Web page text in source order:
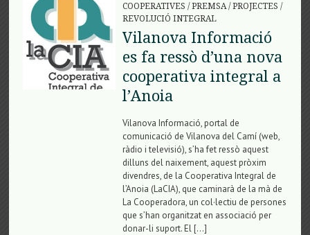
COOPERATIVES /PREMSA/PROJECTES /
REVOLUCIÓ INTEGRAL
Vilanova Informació
es fa ressò d’una nova
cooperativa integral a
l’Anoia
Vilanova Informació, portal de
comunicació de Vilanova del Camí (web,
ràdio i televisió), s’ha fet ressò aquest
dilluns del naixement, aquest pròxim
divendres, de la Cooperativa Integral de
l’Anoia (LaCIA), que caminarà de la mà de
La Cooperadora, un col·lectiu de persones
que s’han organitzat en associació per
donar-li suport. El […]